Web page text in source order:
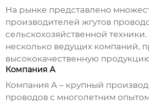
На рынке представлено
производителейжгутов
сельскохозяйственной техники
несколько ведущих компаний,
высококачественную
Компания А
Компания А – крупный
проводов с многолетним